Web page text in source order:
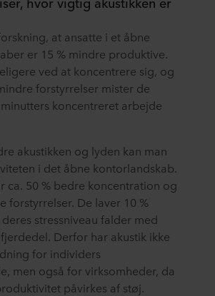
at ansatte i et åbne
er 15 % mindre produktive.
ved at koncentrere sig, og
forstyrrelser mister de
koncentreret arbejde
akustikken og lyden kan man
i det åbne kontorlandskab.
ca. 50 % bedre koncentration og
forstyrrelser. De laver 10 %
stressniveau falder med
Derfor har akustik ikke
for individers
men også for virksomheder, da
påvirkes af støj.